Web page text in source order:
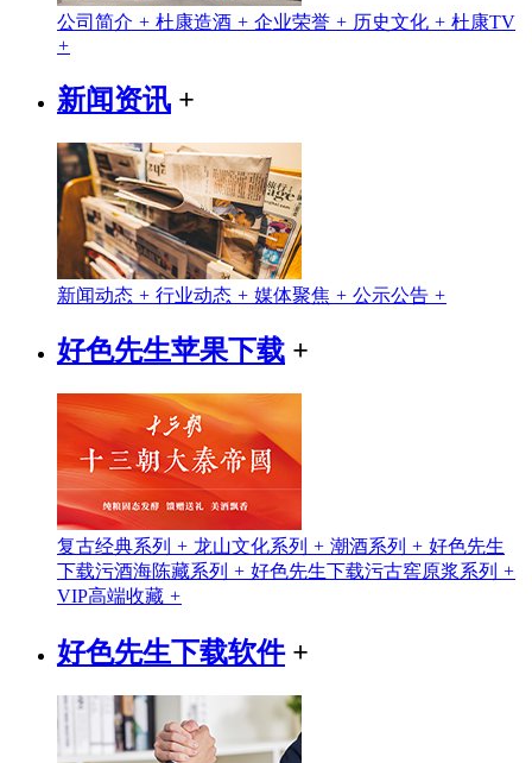
公司简介 + 杜康造酒 + 企业荣誉 + 历史文化 + 杜康TV
+
新闻资讯 +
新闻动态 + 行业动态 + 媒体聚焦 + 公示公告 +
好色先生苹果下载 +
复古经典系列 + 龙山文化系列 + 潮酒系列 + 好色先生
下载污酒海陈藏系列 + 好色先生下载污古窖原浆系列 +
VIP高端收藏 +
好色先生下载软件+